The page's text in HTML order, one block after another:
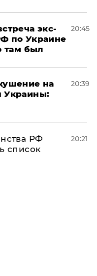
экс-
по Украине
там был
20:45
на
Украины:
20:39
РФ
список
20:21